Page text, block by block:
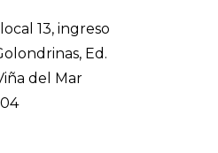
13, ingreso
Ed.
del Mar